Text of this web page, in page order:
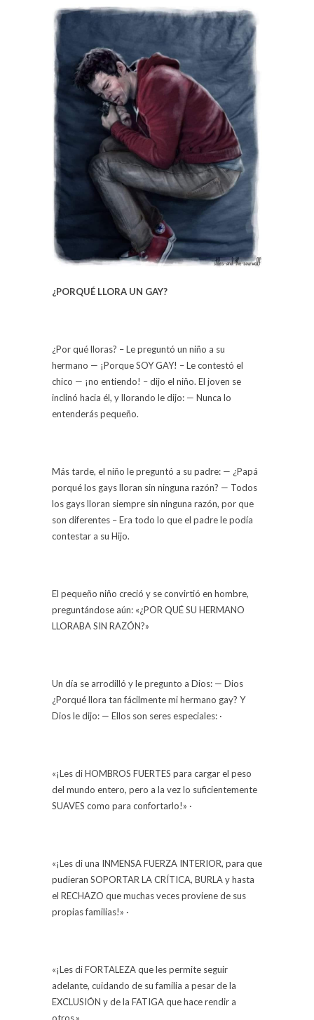
¿PORQUÉ LLORA UN GAY?
¿Por qué lloras? – Le preguntó un niño a su
hermano — ¡Porque SOY GAY! – Le contestó el
chico — ¡no entiendo! – dijo el niño. El joven se
inclinó hacia él, y llorando le dijo: — Nunca lo
entenderás pequeño.
Más tarde, el niño le preguntó a su padre: — ¿Papá
porqué los gays lloran sin ninguna razón? — Todos
los gays lloran siempre sin ninguna razón, por que
son diferentes – Era todo lo que el padre le podía
contestar a su Hijo.
El pequeño niño creció y se convirtió en hombre,
preguntándose aún: «¿POR QUÉ SU HERMANO
LLORABA SIN RAZÓN?»
Un día se arrodilló y le pregunto a Dios: — Dios
¿Porqué llora tan fácilmente mi hermano gay? Y
Dios le dijo: — Ellos son seres especiales: ·
«¡Les di HOMBROS FUERTES para cargar el peso
del mundo entero, pero a la vez lo suficientemente
SUAVES como para confortarlo!» ·
«¡Les di una INMENSA FUERZA INTERIOR, para que
pudieran SOPORTAR LA CRÍTICA, BURLA y hasta
el RECHAZO que muchas veces proviene de sus
propias familias!» ·
«¡Les di FORTALEZA que les permite seguir
adelante, cuidando de su familia a pesar de la
EXCLUSIÓN y de la FATIGA que hace rendir a